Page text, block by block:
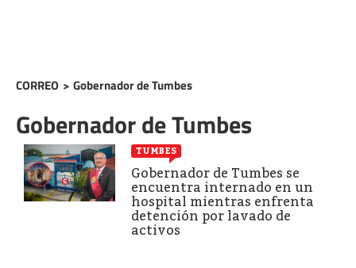
CORREO > Gobernador de Tumbes
Gobernador de Tumbes
TUMBES
Gobernador de Tumbes se
encuentra internado en un
hospital mientras enfrenta
detención por lavado de
activos